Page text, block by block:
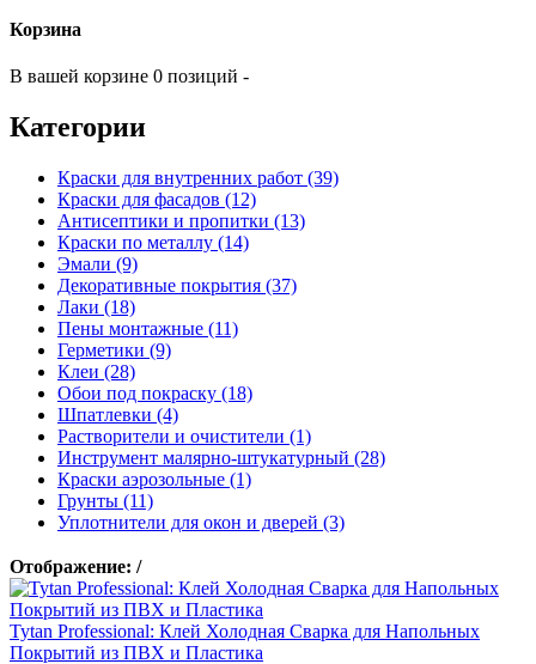
Корзина
В вашей корзине 0 позиций -
Категории
Краски для внутренних работ (39)
Краски для фасадов (12)
Антисептики и пропитки (13)
Краски по металлу (14)
Эмали (9)
Декоративные покрытия (37)
Лаки (18)
Пены монтажные (11)
Герметики (9)
Клеи (28)
Обои под покраску (18)
Шпатлевки (4)
Растворители и очистители (1)
Инструмент малярно-штукатурный (28)
Краски аэрозольные (1)
Грунты (11)
Уплотнители для окон и дверей (3)
Отображение: /
Tytan Professional: Клей Холодная Сварка для Напольных
Покрытий из ПВХ и Пластика